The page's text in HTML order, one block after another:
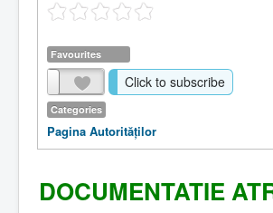
Favourites
Click to subscribe
Categories
Pagina Autorităţilor
DOCUMENTATIE